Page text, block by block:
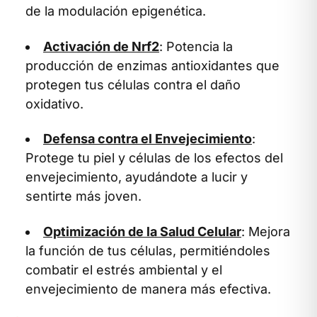
de la modulación epigenética.
Activación de Nrf2: Potencia la
producción de enzimas antioxidantes que
protegen tus células contra el daño
oxidativo.
Defensa contra el Envejecimiento:
Protege tu piel y células de los efectos del
envejecimiento, ayudándote a lucir y
sentirte más joven.
Optimización de la Salud Celular: Mejora
la función de tus células, permitiéndoles
combatir el estrés ambiental y el
envejecimiento de manera más efectiva.